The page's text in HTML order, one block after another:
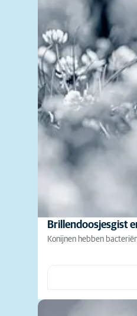
Brillendoosjesgist
Konijnen hebben